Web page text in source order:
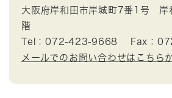
大阪府岸和田市岸城町7番1号 岸
階
Tel：072-423-9668
Fax：
メールでのお問い合わせはこちら